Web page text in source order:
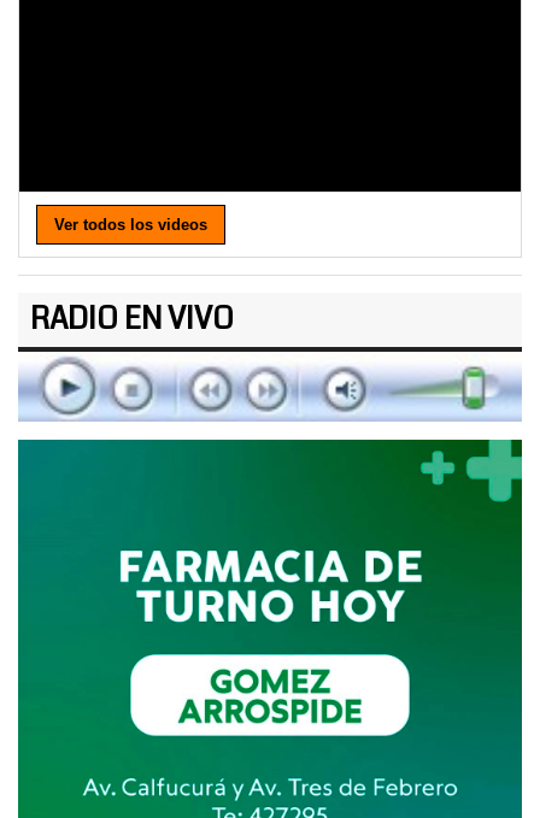
Ver todos los videos
RADIO EN VIVO